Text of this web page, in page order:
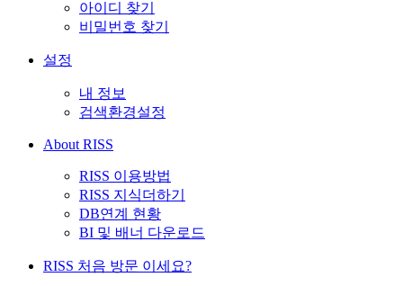
아이디 찾기
비밀번호 찾기
설정
내 정보
검색환경설정
About RISS
RISS 이용방법
RISS 지식더하기
DB연계 현황
BI 및 배너 다운로드
RISS 처음 방문 이세요?